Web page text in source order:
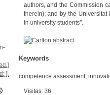
authors, and the Commission
therein); and by the Universitat
in university students”.
Keywords
competence assessment;
Visitas: 36
].